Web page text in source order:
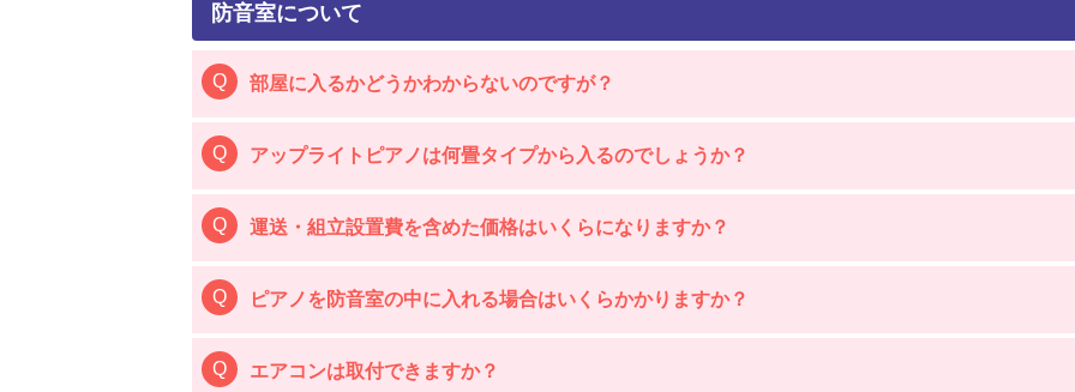
防音室について
部屋に入るかどうかわからないのですが？
アップライトピアノは何畳タイプから入るのでしょうか？
運送・組立設置費を含めた価格はいくらになりますか？
ピアノを防音室の中に入れる場合はいくらかかりますか？
エアコンは取付できますか？